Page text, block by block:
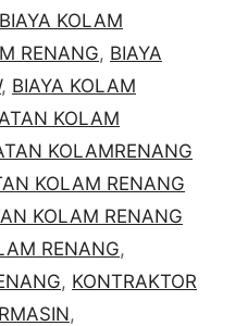
BIAYA KOLAM
RENANG, BIAYA
, BIAYA KOLAM
KOLAM
KOLAMRENANG
KOLAM RENANG
KOLAM RENANG
RENANG,
, KONTRAKTOR
,